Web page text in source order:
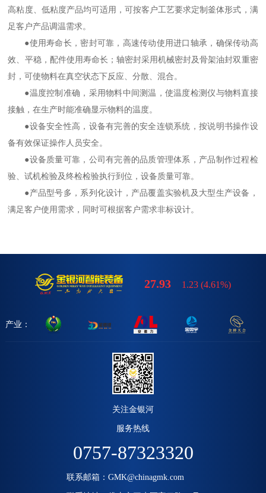
高粘度、低粘度产品均可适用，可按客户工艺要求定制釜体形式，满
足客户产品调温需求。
●使用寿命长，密封可靠，高速传动使用进口轴承，确保传动高
效、平稳，配件使用寿命长；轴密封采用机械密封及骨架油封双重密
封，可使物料在真空状态下反应、分散、混合。
●温度控制准确，采用物料中间测温，使温度检测仪与物料直接
接触，在生产时能准确显示物料的温度。
●设备安全性高，设备有完善的安全连锁系统，按说明书操作设
备有效保证操作人员安全。
●设备质量可靠，公司有完善的品质管理体系，产品制作过程检
验、试机检验及终检检验执行到位，设备质量可靠。
●产品型号多，系列化设计，产品覆盖实验机及大型生产设备，
满足客户使用需求，同时可根据客户需求非标设计。
27.93 1.23(4.61%)
产业：
关注金银河
服务热线
0757-87323320
联系邮箱：GMK@chinagmk.com